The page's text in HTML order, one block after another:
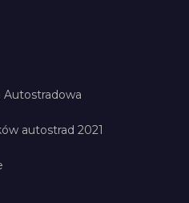
Autostradowa
autostrad 2021